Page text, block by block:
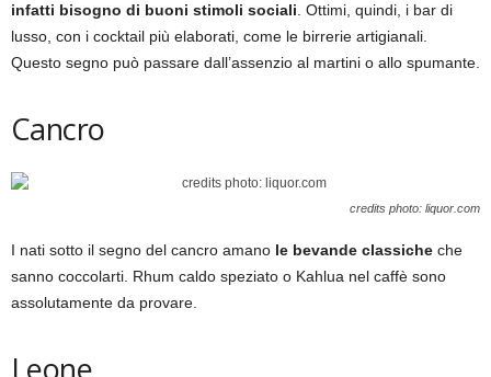
infatti bisogno di buoni stimoli sociali . Ottimi, quindi, i bar di
lusso, con i cocktail più elaborati, come le birrerie artigianali.
Questo segno può passare dall’assenzio al martini o allo spumante.
Cancro
credits photo: liquor.com
I nati sotto il segno del cancro amano le bevande classiche che
sanno coccolarti. Rhum caldo speziato o Kahlua nel caffè sono
assolutamente da provare.
Leone